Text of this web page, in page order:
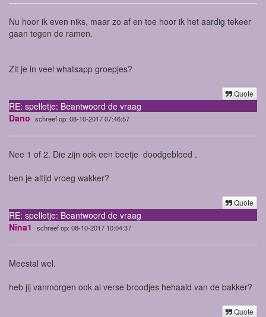
Nu hoor ik even niks, maar zo af en toe hoor ik het aardig tekeer
gaan tegen de ramen.
Zit je in veel whatsapp groepjes?
Quote
RE: spelletje: Beantwoord de vraag
Dano schreef op: 08-10-2017 07:46:57
Nee 1 of 2. Die zijn ook een beetje doodgebloed .
ben je altijd vroeg wakker?
Quote
RE: spelletje: Beantwoord de vraag
Nina1
schreef op: 08-10-2017 10:04:37
Meestal wel.
heb jij vanmorgen ook al verse broodjes hehaald van de bakker?
Quote